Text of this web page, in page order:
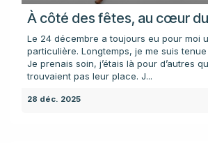
À côté des fêtes, au cœur
Le 24 décembre a toujours eu pour moi
particulière. Longtemps, je me suis
Je prenais soin, j’étais là pour d’autres
trouvaient pas leur place. J...
28 déc. 2025